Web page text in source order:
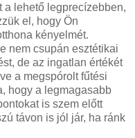
a lehető legprecízebben,
el, hogy Ön
kényelmét.
nem csupán esztétikai
de az ingatlan értékét
a megspórolt fűtési
hogy a legmagasabb
is szem előtt
távon is jól jár, ha ránk